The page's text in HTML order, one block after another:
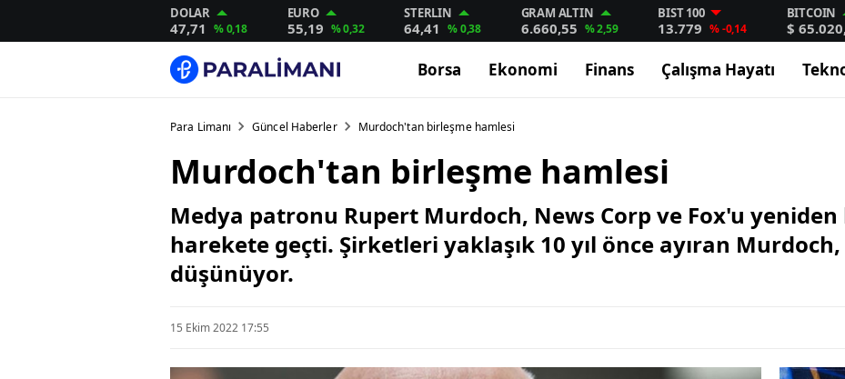
DOLAR
47,71 % 0,18
EURO
55,19 % 0,32
STERLIN
64,41 % 0,38
GRAM ALTIN
6.660,55 % 2,59
BIST 100
13.779 % -0,14
BITCOIN
$
Borsa Ekonomi Finans Çalışma Hayatı
Para Limanı Güncel Haberler Murdoch'tan birleşme hamlesi
Murdoch'tan birleşme hamlesi
Medya patronu Rupert Murdoch, News Corp ve Fox'u
harekete geçti. Şirketleri yaklaşık 10 yıl önce ayıran
düşünüyor.
15 Ekim 2022 17:55